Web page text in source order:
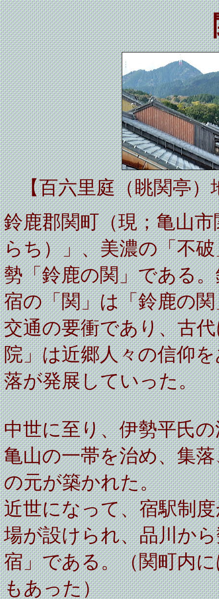
【百六里庭（眺関亭
鈴鹿郡関町（現；亀山
らち）」、美濃の「不
勢「鈴鹿の関」である
宿の「関」は「鈴鹿の
交通の要衝であり、古
院」は近郷人々の信仰
落が発展していった。
中世に至り、伊勢平氏
亀山の一帯を治め、集
の元が築かれた。
近世になって、宿駅制
場が設けられ、品川か
宿」である。（関町内
もあった）